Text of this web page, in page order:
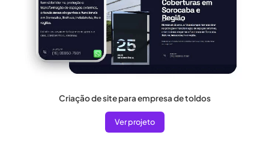
Criação de site para empresa de toldos
Ver projeto